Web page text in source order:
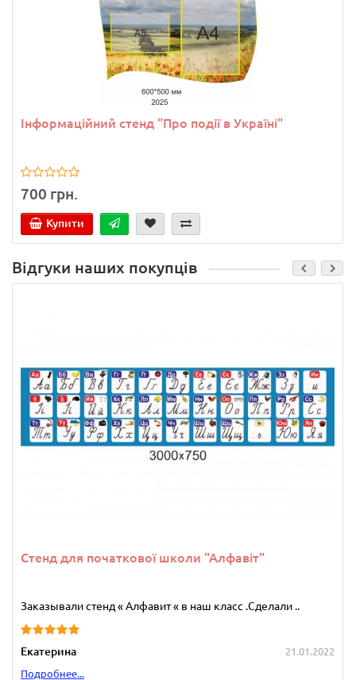
Інформаційний стенд "Про події в Україні"
700 грн.
Купити
Відгуки наших покупців
Стенд для початкової школи "Алфавіт"
Заказывали стенд « Алфавит « в наш класс .Сделали ..
Екатерина
21.01.2022
Подробнее...